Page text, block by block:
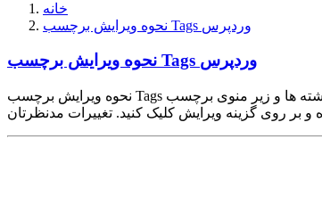
خانه
نحوه ویرایش برچسب Tags وردپرس
نحوه ویرایش برچسب Tags وردپرس
نحوه ویرایش برچسب Tags وردپرس : برای ویرایش برچسب مورد نظرتان در وردپرس ابتدا وارد پنل مدیریت وردپرس شوید. سپس از منوی موجود در سمت راست صفحه ، منوی نوشته ها و زیر منوی برچسب